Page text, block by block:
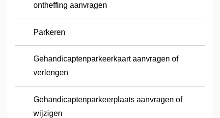
ontheffing aanvragen
Parkeren
Gehandicaptenparkeerkaart aanvragen of
verlengen
Gehandicaptenparkeerplaats aanvragen of
wijzigen